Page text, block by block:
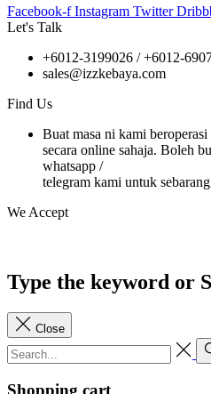
Facebook-f Instagram Twitter
Let's Talk
+6012-3199026 / +6012-
sales@izzkebaya.com
Find Us
Buat masa ni kami beroperasi
secara online sahaja. Boleh
whatsapp /
telegram kami untuk
We Accept
Type the keyword or
Close
Shopping cart